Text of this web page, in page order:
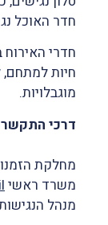
חדר האוכל
חדרי
חיות למתחם,
מוגבלויות.
דרכי
מחלקת
משרד ראשי
מנהל